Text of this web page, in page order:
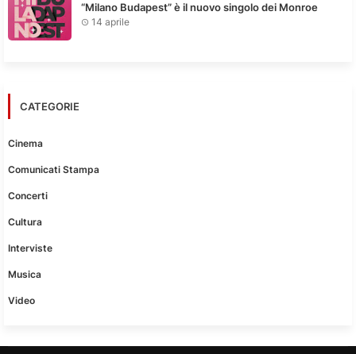
“Milano Budapest” è il nuovo singolo dei Monroe
14 aprile
CATEGORIE
Cinema
Comunicati Stampa
Concerti
Cultura
Interviste
Musica
Video